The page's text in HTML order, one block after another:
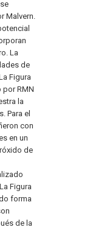
Malvern.
La
de
Figura
por RMN
la
Para el
con
en un
de
Figura
forma
de la